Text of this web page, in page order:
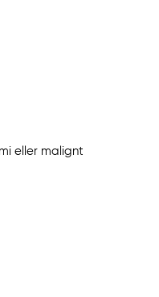
eller malignt